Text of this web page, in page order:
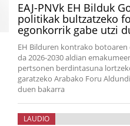
EAJ-PNVk EH Bilduk
politikak bultzatzeko
egonkorrik gabe utzi
EH Bilduren kontrako
da 2026-2030 aldian
pertsonen berdintasuna
garatzeko Arabako Foru
duen bakarra
LAUDIO